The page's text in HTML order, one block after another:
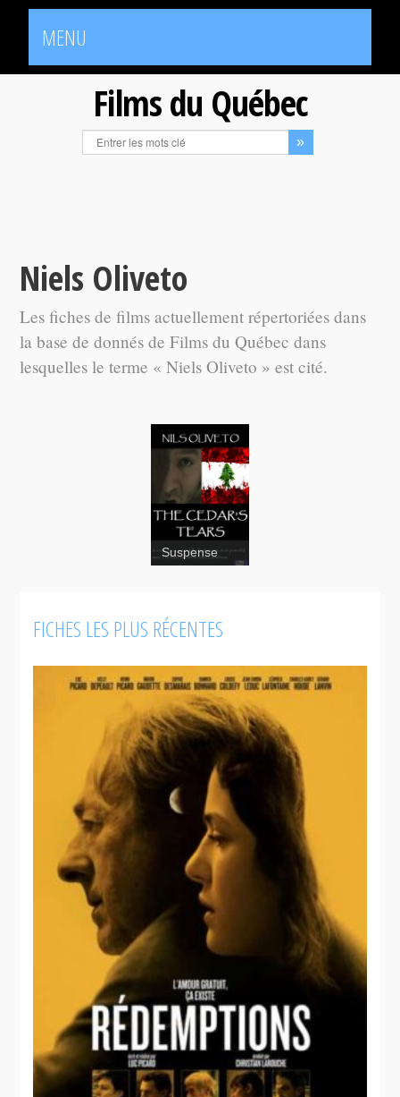
MENU
Films du Québec
Niels Oliveto
Les fiches de films actuellement répertoriées dans
la base de donnés de Films du Québec dans
lesquelles le terme « Niels Oliveto » est cité.
Cedar's
Tears
Suspense
FICHES LES PLUS RÉCENTES